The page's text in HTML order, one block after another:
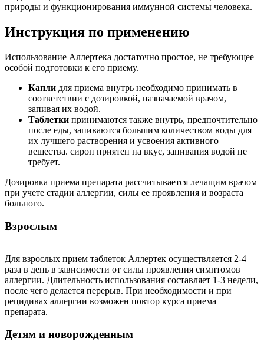
природы и функционирования иммунной системы человека.
Инструкция по применению
Использование Аллертека достаточно простое, не требующее
особой подготовки к его приему.
Капли для приема внутрь необходимо принимать в
соответствии с дозировкой, назначаемой врачом,
запивая их водой.
Таблетки принимаются также внутрь, предпочтительно
после еды, запиваются большим количеством воды для
их лучшего растворения и усвоения активного
вещества. сироп приятен на вкус, запивания водой не
требует.
Дозировка приема препарата рассчитывается лечащим врачом
при учете стадии аллергии, силы ее проявления и возраста
больного.
Взрослым
Для взрослых прием таблеток Аллертек осуществляется 2-4
раза в день в зависимости от силы проявления симптомов
аллергии. Длительность использования составляет 1-3 недели,
после чего делается перерыв. При необходимости и при
рецидивах аллергии возможен повтор курса приема
препарата.
Детям и новорожденным